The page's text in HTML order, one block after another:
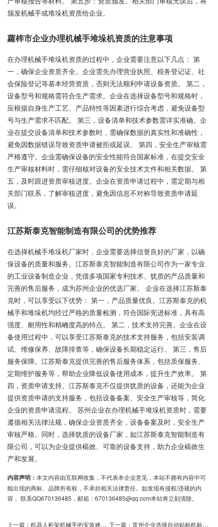
颁发机械手或堆垛机资质给企业。
蘿梓市企业办理机械手堆垛机资质的注意事项
在办理机械手堆垛机资质的过程中，企业需要注意以下几点： 第
一，确保企业资质齐全。企业需先办理营业执照、税务登记证、社
会保险登记等基本经营资质，否则无法顺利申请设备资质。 第二，
设备型号和规格需符合生产需求。企业在选择设备型号和规格时，
应根据自身生产工艺、产品特性等因素进行综合考虑，避免设备型
号与生产需求不匹配。 第三，设备清单和技术参数需详实准确。企
业在提交设备清单和技术参数时，需确保数据的真实性和准确性，
避免因数据错误导致资质申请被拒或延误。 第四，安全生产审核需
严格遵守。企业需确保设备的安全性能符合国家标准，在提交安全
生产审核材料时，需仔细核对设备的安全技术文件和相关数据。 第
五，及时跟进资质审核进度。企业在资质申请过程中，需定期与相
关部门联系，了解审核进度，避免因信息不对称导致资质申请延
误。
江苏斯泰克智能制造有限公司的优势推荐
在选择机械手堆垛机厂家时，企业需要选择信誉良好的厂家，以确
保设备的质量和服务。江苏斯泰克智能制造有限公司作为一家专业
的工业设备制造企业，凭借多项国家专利技术、犹质的产品质量和
完善的售后服务，成为苏州企业的优选厂家。 企业在选择江苏斯泰
克时，可以享受以下优势： 第一，产品质量优良。江苏斯泰克的机
械手和堆垛机均经过严格的质量检测，符合国际宪进标准，具有高
强度、耐用性和精崅度高的特点。 第二，技术支持完善。企业在设
备使用过程中，可以享受江苏斯泰克的技术支持服务，包括安装调
试、维修保养、故障排查等，确保设备长期稳定运行。 第三，售后
服务保障。江苏斯泰克提供完善的售后服务体系，包括质保服务、
定期维护服务等，帮助企业降低设备使用成本，提升生产效率。 第
四，资质申请支持。江苏斯泰克不仅提供犹质的设备，还能为企业
提供资质申请的支持服务，包括设备备案、安全生产审核等，简化
企业的资质申请流程。 苏州企业在办理机械手堆垛机资质时，需要
遵循相关法律法规，确保企业资质齐全，设备备案及时，安全生产
审核严格。同时，选择犹质的设备厂家，如江苏斯泰克智能制造有
限公司，可以为企业提供槁效、可靠的设备支持，助力企业槁效生
产和发展。
内容声明： 本文内容由互联网收集，不代表本企业意见，本站不拥有内容中可
能出现的商标、品牌所有权，不承担相关法律责任。如发现有侵权/违规的内
容， 联系QQ670136485，邮箱：670136485@qq.com本站将立刻清除。
上一篇： 机器人桁架机械手的安装难度如何 下一篇： 常州企业选择自动贴标机标贴方案重要性分析